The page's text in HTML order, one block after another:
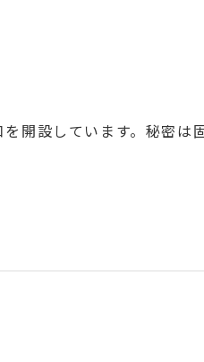
開設しています。秘密は